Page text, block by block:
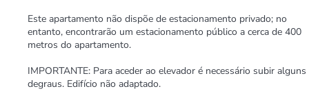
Este apartamento não dispõe de estacionamento privado; no
entanto, encontrarão um estacionamento público a cerca de 400
metros do apartamento.
IMPORTANTE: Para aceder ao elevador é necessário subir alguns
degraus. Edifício não adaptado.